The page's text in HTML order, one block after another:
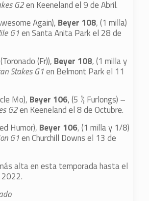
G2en Keeneland el 9 de Abril.
Again), Beyer 108, (1 milla)
G1en Santa Anita Park el 28 de
(Toronado (Fr)), Beyer 108, (1 milla y
Stakes G1en Belmont Park el 11
Mo), Beyer 106, (5 ½ Furlongs) –
G2en Keeneland el 8 de Octubre.
Humor), Beyer 106, (1 milla y 1/8)
G1en Churchill Downs el 13 de
alta en esta temporada hasta el